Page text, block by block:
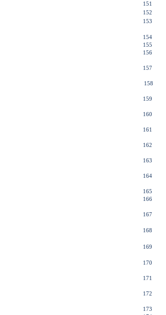
151
152
153
154
155
156
157
158
159
160
161
162
163
164
165
166
167
168
169
170
171
172
173